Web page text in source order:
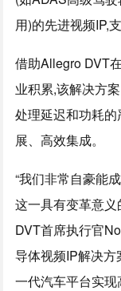
用)的先进视频IP,
借助Allegro DVT
业积累,该解决方
处理延迟和功耗
展、高效集成。
“我们非常自豪能
这一具有变革意
DVT首席执行官
导体视频IP解决
一代汽车平台实